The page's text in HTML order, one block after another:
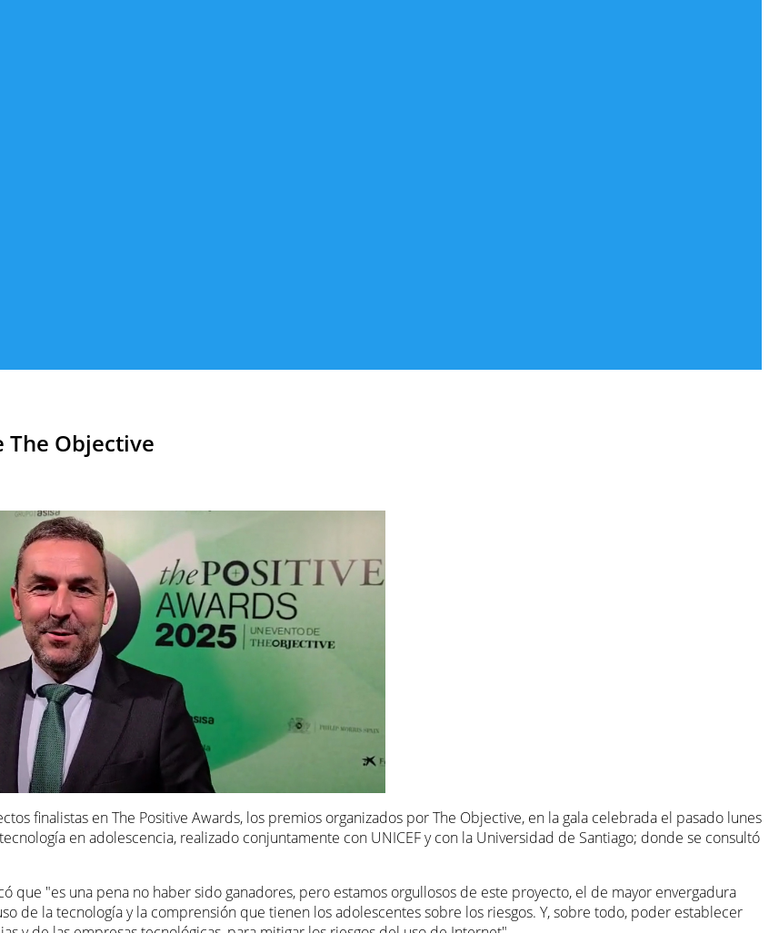
The Objective
finalistas en The Positive Awards, los premios organizados por The Objective, en la gala celebrada el pasado lunes
en adolescencia, realizado conjuntamente con UNICEF y con la Universidad de Santiago; donde se consultó
que "es una pena no haber sido ganadores, pero estamos orgullosos de este proyecto, el de mayor envergadura
de la tecnología y la comprensión que tienen los adolescentes sobre los riesgos. Y, sobre todo, poder establecer